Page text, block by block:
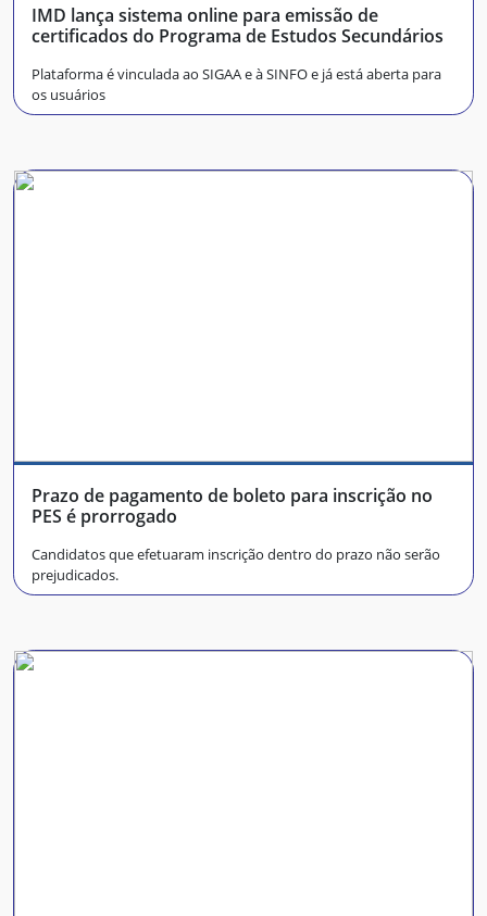
IMD lança sistema online para emissão de
certificados do Programa de Estudos Secundários
Plataforma é vinculada ao SIGAA e à SINFO e já está aberta para
os usuários
Prazo de pagamento de boleto para inscrição no
PES é prorrogado
Candidatos que efetuaram inscrição dentro do prazo não serão
prejudicados.